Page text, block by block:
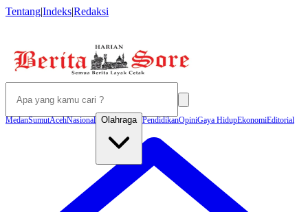
Tentang|Indeks|Redaksi
MedanSumutAcehNasional Olahraga PendidikanOpiniGaya HidupEkonomiEditorial